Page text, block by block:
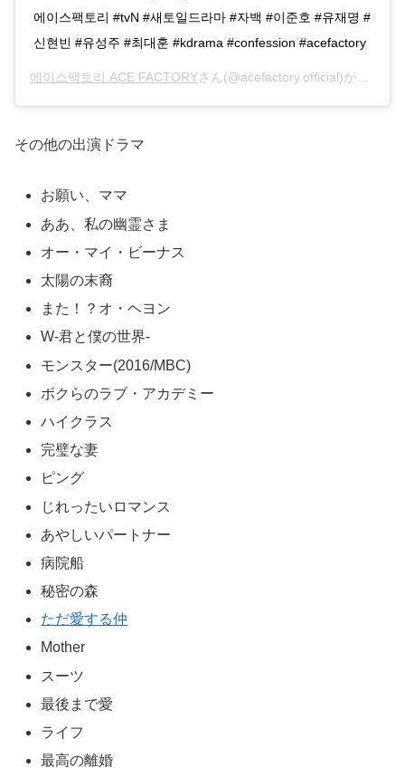
에이스팩토리 #tvN #새토일드라마 #자백 #이준호 #유재명 #
신현빈 #유성주 #최대훈 #kdrama #confession #acefactory
에이스팩토리 ACE FACTORYさん(@acefactory.official)がシェアした投稿 –
その他の出演ドラマ
お願い、ママ
ああ、私の幽霊さま
オー・マイ・ビーナス
太陽の末裔
また！？オ・ヘヨン
W-君と僕の世界-
モンスター(2016/MBC)
ボクらのラブ・アカデミー
ハイクラス
完璧な妻
ピング
じれったいロマンス
あやしいパートナー
病院船
秘密の森
ただ愛する仲
Mother
スーツ
最後まで愛
ライフ
最高の離婚